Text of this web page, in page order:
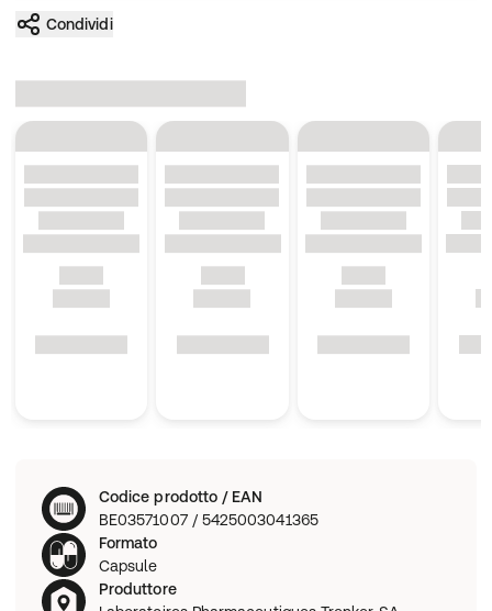
Condividi
Codice prodotto / EAN
BE03571007 / 5425003041365
Formato
Capsule
Produttore